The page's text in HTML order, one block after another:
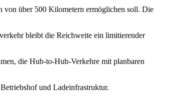
von über 500 Kilometern ermöglichen soll. Die
bleibt die Reichweite ein limitierender
die Hub-to-Hub-Verkehre mit planbaren
und Ladeinfrastruktur.